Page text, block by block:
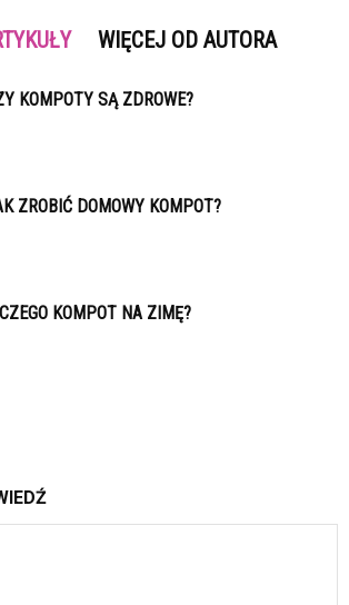
WIĘCEJ OD AUTORA
KOMPOTY SĄ ZDROWE?
ZROBIĆ DOMOWY KOMPOT?
KOMPOT NA ZIMĘ?